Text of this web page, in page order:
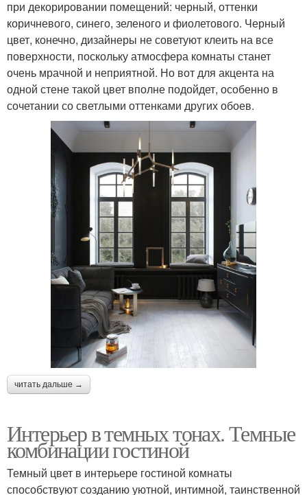
при декорировании помещений: черный, оттенки
коричневого, синего, зеленого и фиолетового. Черный
цвет, конечно, дизайнеры не советуют клеить на все
поверхности, поскольку атмосфера комнаты станет
очень мрачной и неприятной. Но вот для акцента на
одной стене такой цвет вполне подойдет, особенно в
сочетании со светлыми оттенками других обоев.
читать дальше →
Интерьер в темных тонах. Темные
комбинации гостиной
Темный цвет в интерьере гостиной комнаты
способствуют созданию уютной, интимной, таинственной